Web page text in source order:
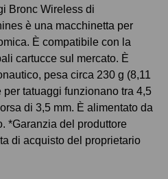
Bronc Wireless di
è una macchinetta per
È compatibile con la
cartucce sul mercato. È
pesa circa 230 g (8,11
tatuaggi funzionano tra 4,5
di 3,5 mm. È alimentato da
*Garanzia del produttore
di acquisto del proprietario